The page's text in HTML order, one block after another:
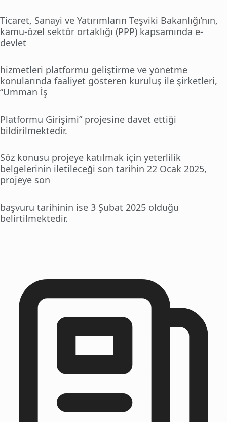
Ticaret, Sanayi ve Yatırımların Teşviki Bakanlığı’nın,
kamu-özel sektör ortaklığı (PPP) kapsamında e-
devlet
hizmetleri platformu geliştirme ve yönetme
konularında faaliyet gösteren kuruluş ile şirketleri,
“Umman İş
Platformu Girişimi” projesine davet ettiği
bildirilmektedir.
Söz konusu projeye katılmak için yeterlilik
belgelerinin iletileceği son tarihin 22 Ocak 2025,
projeye son
başvuru tarihinin ise 3 Şubat 2025 olduğu
belirtilmektedir.